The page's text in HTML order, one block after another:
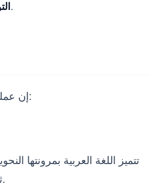
تتطلب الأخبار والوثائق الرسمية ترجمة دقيقة لضمان وصول الرسالة الصحيحة للمجتمع الدولي دون أي التباس أو سوء فهم.
إن بين هاتين اللغتين تواجه عقبات لغوية وثقافية متأصلة، نظراً لاختلاف العائلات اللغوية التي تنتمي إليها كل لغة. من أهم هذه التحديات:
تتميز اللغة العربية بمرونتها
الإنجليزية دون الإخلال بالمعنى أو إضعاف الأسلوب.